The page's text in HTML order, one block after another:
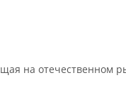
на отечественном